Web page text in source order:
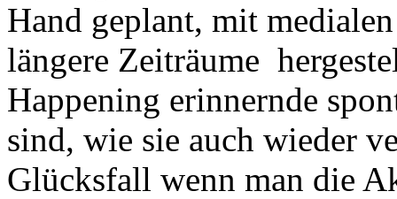
Hand geplant, mit
längere Zeiträume
Happening erinnernde
sind, wie sie auch wieder
Glücksfall wenn man die